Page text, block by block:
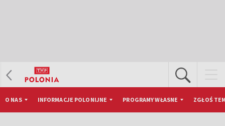
O NAS INFORMACJE POLONIJNE PROGRAMY WŁASNE ZGŁOŚ